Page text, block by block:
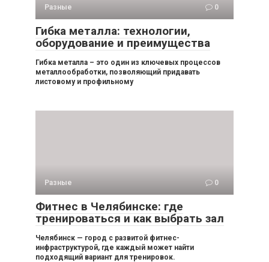
Разные 0
Гибка металла: технологии,
оборудование и преимущества
Гибка металла – это один из ключевых процессов
металлообработки, позволяющий придавать
листовому и профильному
Разные 0
Фитнес в Челябинске: где
тренироваться и как выбрать зал
Челябинск — город с развитой фитнес-
инфраструктурой, где каждый может найти
подходящий вариант для тренировок.